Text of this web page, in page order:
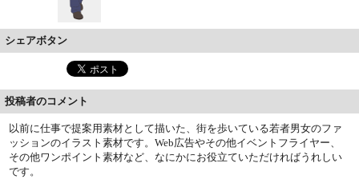
シェアボタン
投稿者のコメント
以前に仕事で提案用素材として描いた、街を歩いている若者男女のファ
ッションのイラスト素材です。Web広告やその他イベントフライヤー、
その他ワンポイント素材など、なにかにお役立ていただければうれしい
です。